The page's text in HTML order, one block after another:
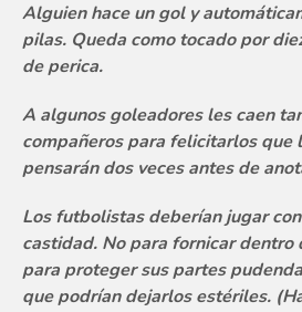
Alguien hace un gol y
pilas. Queda como tocado por
de perica.
A algunos goleadores les caen
compañeros para felicitarlos que
pensarán dos veces antes de
Los futbolistas deberían jugar
castidad. No para fornicar dentro
para proteger sus partes
que podrían dejarlos estériles.